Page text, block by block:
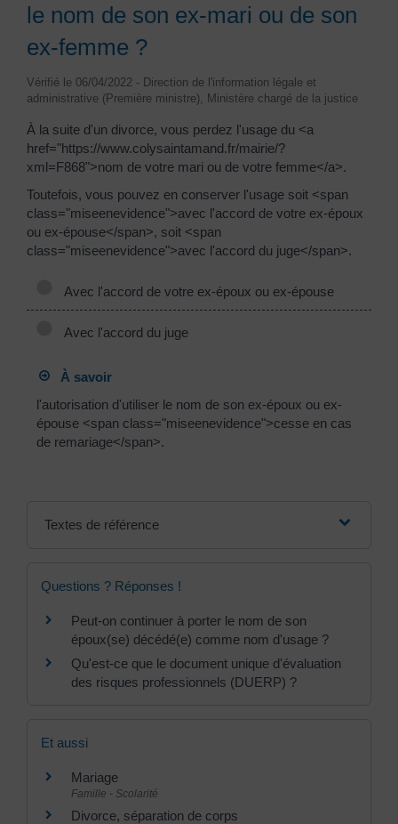
le nom de son ex-mari ou de son
ex-femme ?
Vérifié le 06/04/2022 - Direction de l'information légale et
administrative (Première ministre), Ministère chargé de la justice
À la suite d'un divorce, vous perdez l'usage du <a
href="https://www.colysaintamand.fr/mairie/?
xml=F868">nom de votre mari ou de votre femme</a>.
Toutefois, vous pouvez en conserver l'usage soit <span
class="miseenevidence">avec l'accord de votre ex-époux
ou ex-épouse</span>, soit <span
class="miseenevidence">avec l'accord du juge</span>.
Avec l'accord de votre ex-époux ou ex-épouse
Avec l'accord du juge
À savoir
l'autorisation d'utiliser le nom de son ex-époux ou ex-
épouse <span class="miseenevidence">cesse en cas
de remariage</span>.
Textes de référence
Questions ? Réponses !
Peut-on continuer à porter le nom de son
époux(se) décédé(e) comme nom d'usage ?
Qu'est-ce que le document unique d'évaluation
des risques professionnels (DUERP) ?
Et aussi
Mariage
Famille - Scolarité
Divorce, séparation de corps